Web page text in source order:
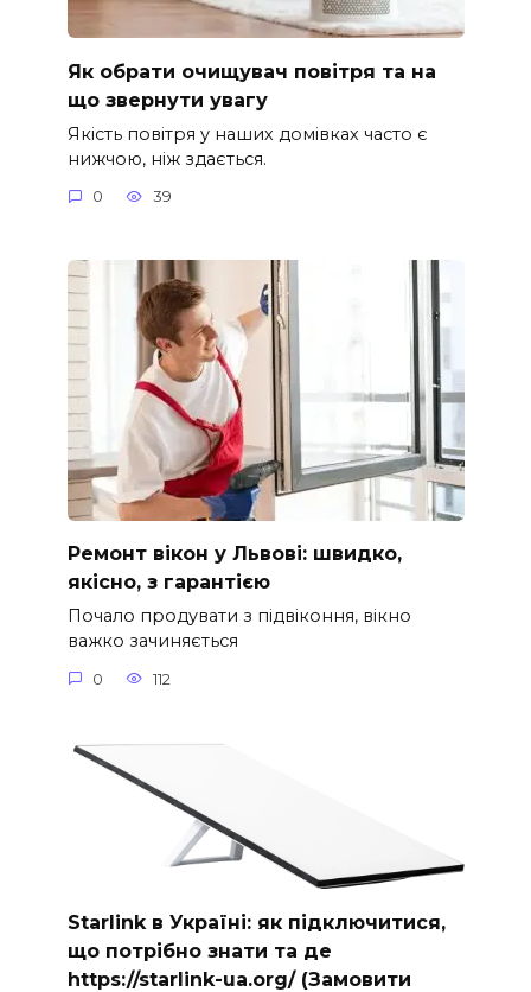
Як обрати очищувач повітря та на
що звернути увагу
Якість повітря у наших домівках часто є
нижчою, ніж здається.
0 39
Ремонт вікон у Львові: швидко,
якісно, з гарантією
Почало продувати з підвіконня, вікно
важко зачиняється
0 112
Starlink в Україні: як підключитися,
що потрібно знати та де
https://starlink-ua.org/ (Замовити